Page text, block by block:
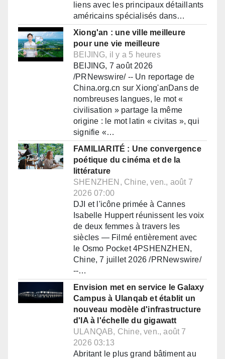
liens avec les principaux détaillants
américains spécialisés dans…
Xiong'an : une ville meilleure
pour une vie meilleure
BEIJING, il y a 5 heures
BEIJING, 7 août 2026
/PRNewswire/ -- Un reportage de
China.org.cn sur Xiong'anDans de
nombreuses langues, le mot «
civilisation » partage la même
origine : le mot latin « civitas », qui
signifie «…
FAMILIARITÉ : Une convergence
poétique du cinéma et de la
littérature
SHENZHEN, Chine, ven., août 7
2026 07:00
DJI et l'icône primée à Cannes
Isabelle Huppert réunissent les voix
de deux femmes à travers les
siècles — Filmé entièrement avec
le Osmo Pocket 4PSHENZHEN,
Chine, 7 juillet 2026 /PRNewswire/
--…
Envision met en service le Galaxy
Campus à Ulanqab et établit un
nouveau modèle d'infrastructure
d'IA à l'échelle du gigawatt
ULANQAB, Chine, ven., août 7
2026 03:13
Abritant le plus grand bâtiment au